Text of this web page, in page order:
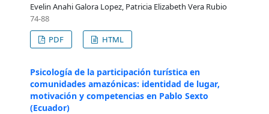
Evelin Anahi Galora Lopez, Patricia Elizabeth Vera Rubio
74-88
PDF
HTML
Psicología de la participación turística en
comunidades amazónicas: identidad de lugar,
motivación y competencias en Pablo Sexto
(Ecuador)